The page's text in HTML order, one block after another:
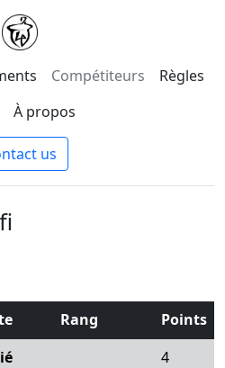
Compétiteurs
Règles
À propos
us
Rang
Points
4